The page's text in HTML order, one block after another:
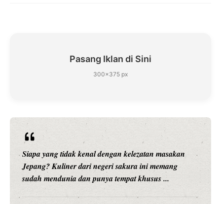
Pasang Iklan di Sini
300×375 px
Siapa yang tidak kenal dengan kelezatan masakan
Jepang? Kuliner dari negeri sakura ini memang
sudah mendunia dan punya tempat khusus ...